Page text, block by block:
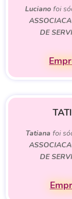
Luciano foi
DE
Tatiana foi
DE